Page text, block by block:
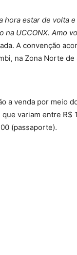
hora estar de volta
na UCCONX. Amo
A convenção
na Zona Norte de
a venda por meio
variam entre R$
(passaporte).